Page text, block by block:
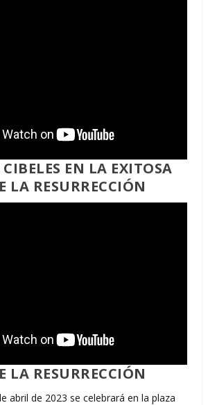
CIBELES EN LA EXITOSA
LA RESURRECCIÓN
LA RESURRECCIÓN
abril de 2023 se celebrará en la plaza